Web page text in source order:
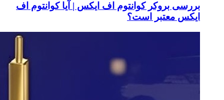
بررسی بروکر کوانتوم اف ایکس | آیا کوانتوم اف
ایکس معتبر است؟